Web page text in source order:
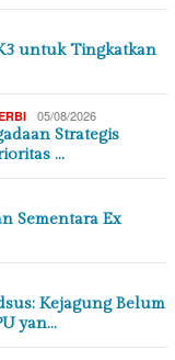
untuk Tingkatkan
05/08/2026
Strategis
…
Sementara Ex
Kejagung Belum
yan…